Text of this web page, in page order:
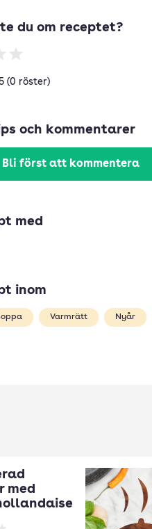
du om receptet?
(0 röster)
och kommentarer
Bli först att kommentera
med
inom
Varmrätt Nyår
med